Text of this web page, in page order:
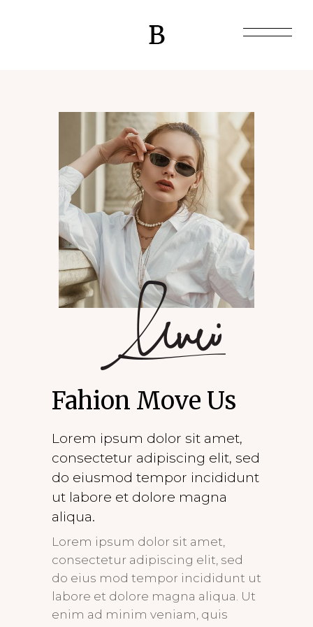
Fahion Move Us
Lorem ipsum dolor sit amet,
consectetur adipiscing elit, sed
do eiusmod tempor incididunt
ut labore et dolore magna
aliqua.
Lorem ipsum dolor sit amet,
consectetur adipiscing elit, sed
do eius mod tempor incididunt ut
labore et dolore magna aliqua. Ut
enim ad minim veniam, quis